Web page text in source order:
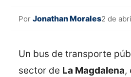
Por Jonathan Morales2 de
Un bus de transporte
sector de La Magdalena,